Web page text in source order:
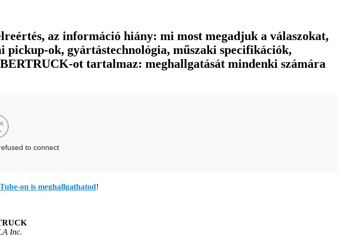
az információ hiány: mi most megadjuk a válaszokat,
ok, gyártástechnológia, műszaki specifikációk,
ot tartalmaz: meghallgatását mindenki számára
on is meghallgathatod!
Inc.